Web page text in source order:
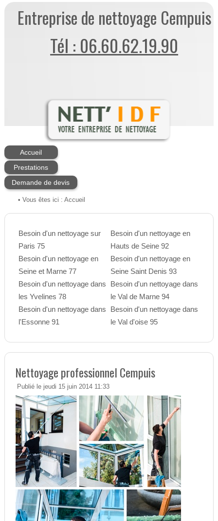
Entreprise de nettoyage Cempuis
Tél : 06.60.62.19.90
Accueil
Prestations
Demande de devis
• Vous êtes ici : Accueil
Besoin d'un nettoyage sur
Paris 75
Besoin d'un nettoyage en
Seine et Marne 77
Besoin d'un nettoyage dans
les Yvelines 78
Besoin d'un nettoyage dans
l'Essonne 91
Besoin d'un nettoyage en
Hauts de Seine 92
Besoin d'un nettoyage en
Seine Saint Denis 93
Besoin d'un nettoyage dans
le Val de Marne 94
Besoin d'un nettoyage dans
le Val d'oise 95
Nettoyage professionnel Cempuis
Publié le jeudi 15 juin 2014 11:33